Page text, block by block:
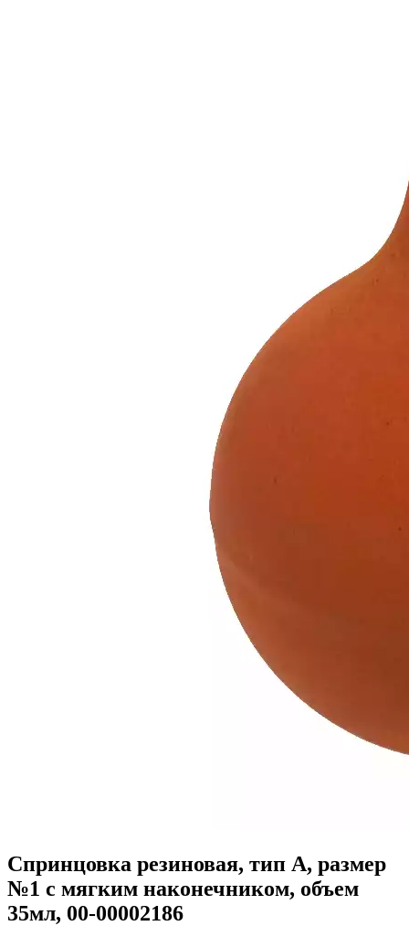
Спринцовка резиновая, тип А, размер
№1 с мягким наконечником, объем
35мл, 00-00002186